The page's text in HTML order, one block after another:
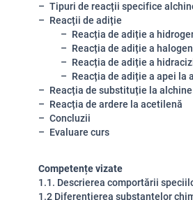
Tipuri de reacții specifice
Reacții de adiție
Reacția de adiție a
Reacția de adiție a
Reacția de adiție a
Reacția de adiție a apei la
Reacția de substituție la alchine
Reacția de ardere la acetilenă
Concluzii
Evaluare curs
Competențe vizate
1.1. Descrierea comportării
1.2 Diferențierea substanțelor